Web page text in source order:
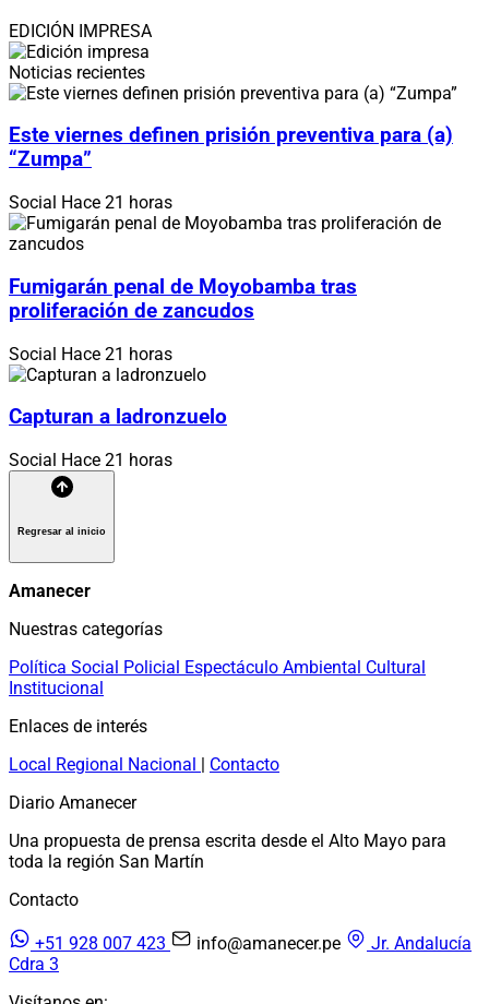
EDICIÓN IMPRESA
Noticias recientes
Este viernes definen prisión preventiva para (a)
“Zumpa”
Social Hace 21 horas
Fumigarán penal de Moyobamba tras
proliferación de zancudos
Social Hace 21 horas
Capturan a ladronzuelo
Social Hace 21 horas
Regresar al inicio
Amanecer
Nuestras categorías
Política Social Policial Espectáculo Ambiental Cultural
Institucional
Enlaces de interés
Local Regional Nacional | Contacto
Diario Amanecer
Una propuesta de prensa escrita desde el Alto Mayo para
toda la región San Martín
Contacto
+51 928 007 423 info@amanecer.pe
Jr. Andalucía
Cdra 3